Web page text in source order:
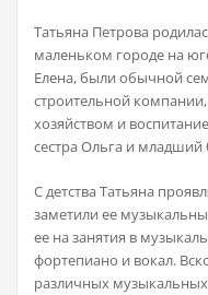
Татьяна Петрова
маленьком городе на
Елена, были обычной
строительной
хозяйством и
сестра Ольга и
С детства Татьяна
заметили ее
ее на занятия в
фортепиано и вокал.
различных музыкальных